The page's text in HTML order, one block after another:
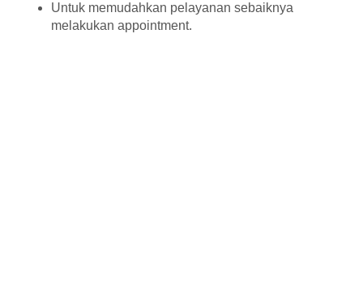
Untuk memudahkan pelayanan sebaiknya
melakukan appointment.